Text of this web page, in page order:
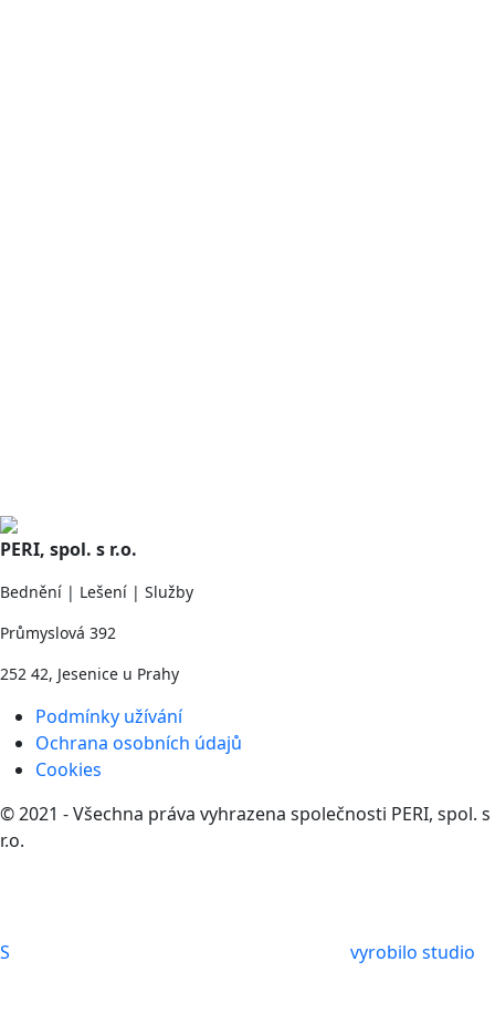
PERI, spol. s r.o.
Bednění | Lešení | Služby
Průmyslová 392
252 42, Jesenice u Prahy
Podmínky užívání
Ochrana osobních údajů
Cookies
© 2021 - Všechna práva vyhrazena společnosti PERI, spol. s
r.o.
S vyrobilo studio